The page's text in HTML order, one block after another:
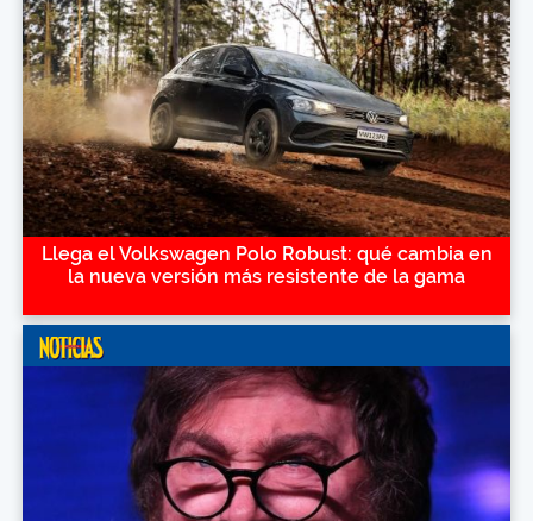
Llega el Volkswagen Polo Robust: qué cambia en
la nueva versión más resistente de la gama